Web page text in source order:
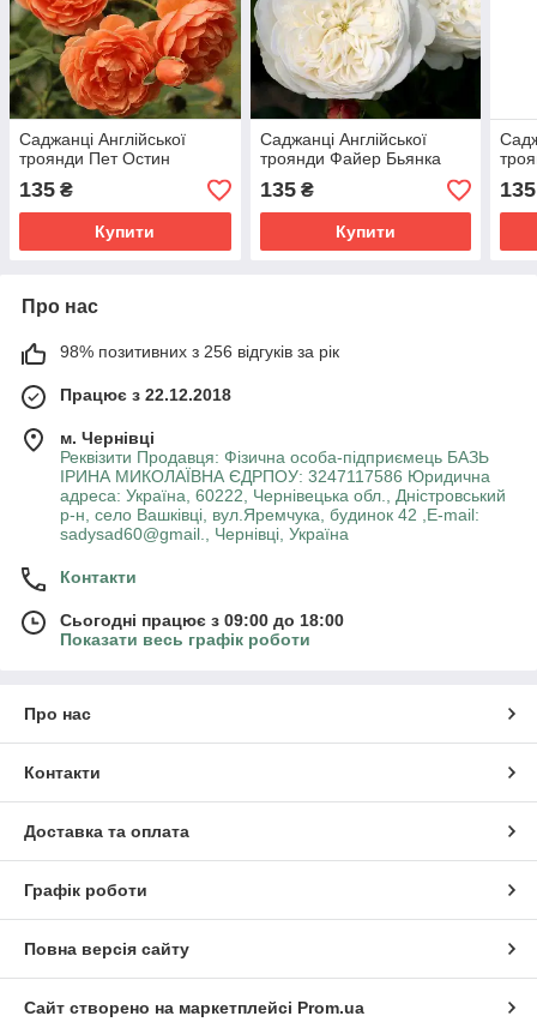
Саджанці Англійської
троянди Пет Остин
135 ₴
Купити
Саджанці Англійської
троянди Файер Бьянка
135₴
Купити
135
Про нас
98% позитивних з 256 відгуків за рік
Працює з 22.12.2018
м. Чернівці
Реквізити Продавця: Фізична особа-підприємець БАЗЬ
ІРИНА МИКОЛАЇВНА ЄДРПОУ: 3247117586 Юридична
адреса: Україна, 60222, Чернівецька обл., Дністровський
р-н, село Вашківці, вул.Яремчука, будинок 42 ,E-mail:
sadysad60@gmail., Чернівці, Україна
Контакти
Сьогодні працює з 09:00 до 18:00
Показати весь графік роботи
Про нас
Контакти
Доставка та оплата
Графік роботи
Повна версія сайту
Сайт створено на маркетплейсі Prom.ua